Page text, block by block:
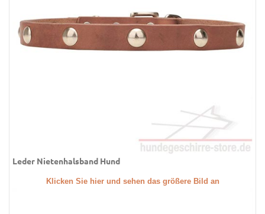
Leder Nietenhalsband Hund
Klicken Sie hier und sehen das größere Bild an